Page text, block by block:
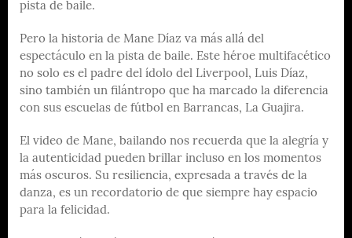
pista de baile.
Pero la historia de Mane Díaz va más allá del
espectáculo en la pista de baile. Este héroe multifacético
no solo es el padre del ídolo del Liverpool, Luis Díaz,
sino también un filántropo que ha marcado la diferencia
con sus escuelas de fútbol en Barrancas, La Guajira.
El video de Mane, bailando nos recuerda que la alegría y
la autenticidad pueden brillar incluso en los momentos
más oscuros. Su resiliencia, expresada a través de la
danza, es un recordatorio de que siempre hay espacio
para la felicidad.